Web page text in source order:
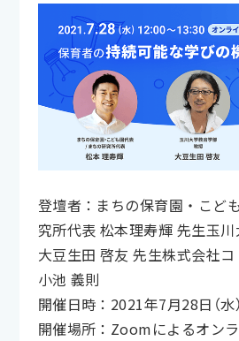
登壇者：まちの保育園・こど
究所代表 松本理寿輝 先生玉
大豆生田 啓友 先生株式会社
小池 義則
開催日時：2021年7月28日（水
開催場所：Zoomによるオ